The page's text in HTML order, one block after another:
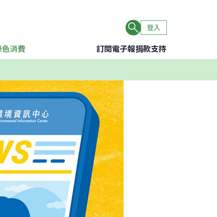
登入
消費 訂閱電子報捐款支持